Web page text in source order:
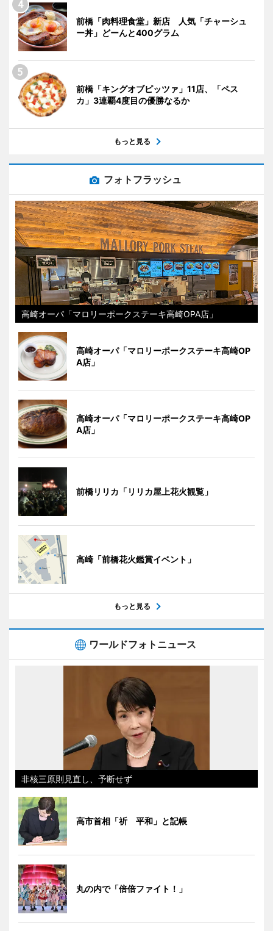
前橋「肉料理食堂」新店 人気「チャーシュ
ー丼」どーんと400グラム
前橋「キングオブピッツァ」11店、「ペス
カ」3連覇4度目の優勝なるか
もっと見る
フォトフラッシュ
高崎オーパ「マロリーポークステーキ高崎OPA店」
高崎オーパ「マロリーポークステーキ高崎OP
A店」
高崎オーパ「マロリーポークステーキ高崎OP
A店」
前橋リリカ「リリカ屋上花火観覧」
高崎「前橋花火鑑賞イベント」
もっと見る
ワールドフォトニュース
非核三原則見直し、予断せず
高市首相「祈 平和」と記帳
丸の内で「倍倍ファイト！」